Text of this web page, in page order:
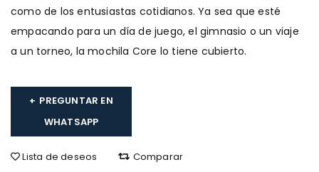
como de los entusiastas cotidianos. Ya sea que esté
empacando para un día de juego, el gimnasio o un viaje
a un torneo, la mochila Core lo tiene cubierto.
PREGUNTAR EN
WHATSAPP
Lista de deseos Comparar